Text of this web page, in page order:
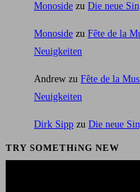
Monoside zu Die neue
Monoside zu Fête de la
Neuigkeiten
Andrew zu Fête de la
Neuigkeiten
Dirk Sipp zu Die neue
TRY SOMETHiNG NEW